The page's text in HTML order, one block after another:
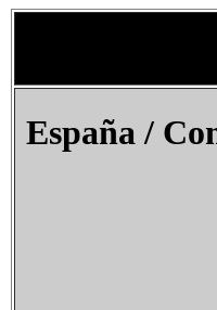
España/